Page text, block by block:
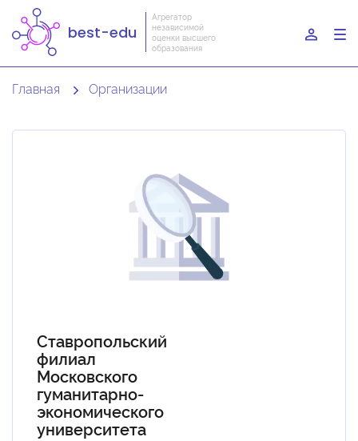
best-edu
Агрегатор
независимой
оценки высшего
образования
Главная Организации
Ставропольский
филиал
Московского
гуманитарно-
экономического
университета